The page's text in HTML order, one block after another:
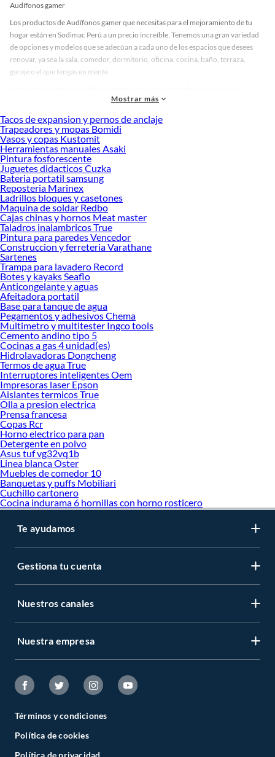
Audífonos gamer
Los productos de Audífonos gamer que necesitas para el mejoramiento de tu
hogar están en Sodimac Perú a un precio increíble. Tenemos una gran variedad
de opciones y modelos que se adecúan a cada uno de los espacios que desees
renovar, ya sea la sala, comedor, dormitorio, oficina, cocina, baño, terraza,
garaje o el que tengas en mente.
materiales, medidas, colores y demás características específicas de tu
necesario para cada uno de tus proyectos en las mejores marcas de calidad y con
garantía.
Precios de Audífonos gamer en Sodimac Perú
Si buscar ahorrar, estás en la tienda correcta porque en Sodimac tenemos
nuestra política de precios bajos garantizados en Audífonos gamer, así que no
dudes más y compra online este producto con sus complementos para que
termines tu proyecto al 100% a un costo económico. Además, elige entre las
opciones de delivery o recojo en tienda.
Las mejores marcas de Audífonos gamer
Sabemos que la calidad, confianza y seguridad son factores importantes al
momento de decidir qué modelo comprar, por ello contamos con una amplia
oferta de marcas prestigiosas y reconocidas en Audífonos gamer. De esta
manera, inviertes en durabilidad, rendimiento, excelencia y satisfacción
garantizada.
Mostrar más
Tacos de expansion y pernos de anclaje
Trapeadores y mopas Bomidi
Vasos y copas Kustomit
Herramientas manuales Asaki
Pintura fosforescente
Juguetes didacticos Cuzka
Bateria portatil samsung
Reposteria Marinex
Ladrillos bloques y casetones
Maquina de soldar Redbo
Cajas chinas y hornos Meat master
Taladros inalambricos True
Pintura para paredes Vencedor
Construccion y ferreteria Varathane
Sartenes
Trampa para lavadero Record
Botes y kayaks Seaflo
Anticongelante y aguas
Afeitadora portatil
Base para tanque de agua
Pegamentos y adhesivos Chema
Multimetro y multitester Ingco tools
Cemento andino tipo 5
Cocinas a gas 4 unidad(es)
Hidrolavadoras Dongcheng
Termos de agua True
Interruptores inteligentes Oem
Impresoras laser Epson
Aislantes termicos True
Olla a presion electrica
Prensa francesa
Copas Rcr
Horno electrico para pan
Detergente en polvo
Asus tuf vg32vq1b
Linea blanca Oster
Muebles de comedor 10
Banquetas y puffs Mobiliari
Cuchillo cartonero
Cocina indurama 6 hornillas con horno rosticero
Te ayudamos
Gestiona tu cuenta
Nuestros canales
Nuestra empresa
Términos y condiciones
Política de cookies